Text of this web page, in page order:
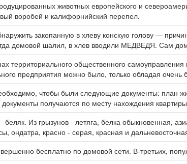
животных европейского и
воробей и калифорнийский перепел.
закопанную в хлеву конскую голову —
домовой шалил, в хлев вводили МЕДВЕДЯ. Сам
территориального общественного
предприятия можно было, только обладая очень
чтобы были следующие документы: план
получаются по месту нахождения
беляк. Из грызунов - летяга, белка обыкновенная,
ондатра, красно - серая, красная и
бесплатно по домовой сети. В-третьих,